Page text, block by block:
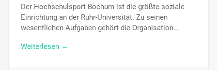
Der Hochschulsport Bochum ist die größte soziale
Einrichtung an der Ruhr-Universität. Zu seinen
wesentlichen Aufgaben gehört die Organisation…
Weiterlesen →